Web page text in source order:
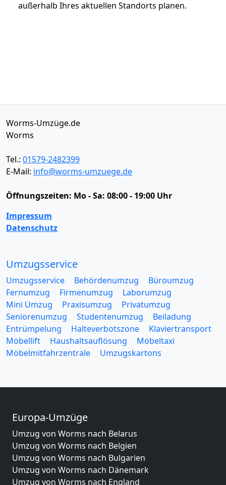
außerhalb Ihres aktuellen Standorts planen.
Worms-Umzüge.de
Worms
Tel.: 01579-2482399
E-Mail: info@worms-umzuege.de
Öffnungszeiten: Mo - Sa: 08:00 - 19:00 Uhr
Impressum
Datenschutz
Umzugsservice
Umzugsservice Behördenumzug
Büroumzug
Fernumzug
Firmenumzug
Laborumzug
Mini Umzug
Praxisumzug
Privatumzug
Seniorenumzug
Studentenumzug
Beiladung
Entrümpelung
Halteverbotszone
Klaviertransport
Möbellift
Haushaltsauflösung
Möbeltaxi
Möbelmitfahrzentrale
Umzugskartons
Europa-Umzüge
Umzug von Worms nach Belarus
Umzug von Worms nach Belgien
Umzug von Worms nach Bulgarien
Umzug von Worms nach Dänemark
Umzug von Worms nach England